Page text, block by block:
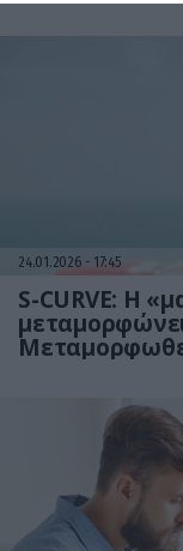
24.01.2026 17:45
S-CURVE: Η